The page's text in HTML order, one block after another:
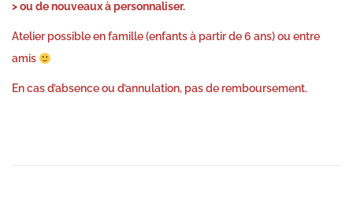
> ou de nouveaux à personnaliser.
Atelier possible en famille (enfants à partir de 6 ans) ou entre
amis
En cas d’absence ou d’annulation, pas de remboursement.